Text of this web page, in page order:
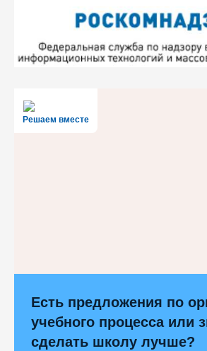
Решаем вместе
Есть предложения по
учебного процесса или
сделать школу лучше?